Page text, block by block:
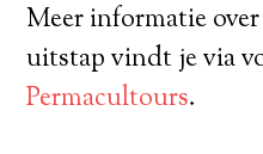
Meer informatie
uitstap vindt je via
Permacultours.